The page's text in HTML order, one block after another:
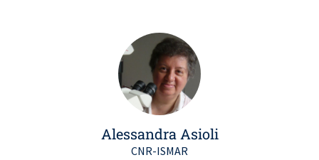
Alessandra Asioli
CNR-ISMAR